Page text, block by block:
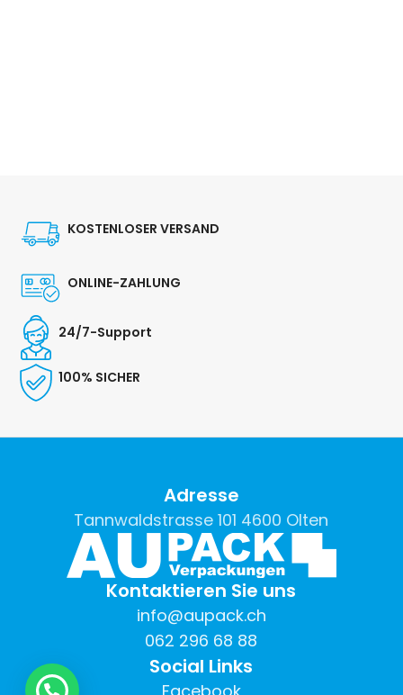
KOSTENLOSER VERSAND
ONLINE-ZAHLUNG
24/7-Support
100% SICHER
Adresse
Tannwaldstrasse 101 4600 Olten
Kontaktieren Sie uns
info@aupack.ch
062 296 68 88
Social Links
Facebook